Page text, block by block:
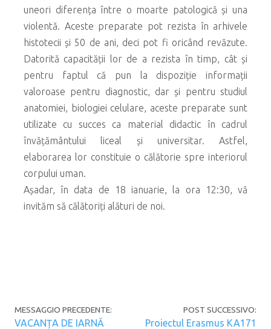
uneori diferența între o moarte patologică și una
violentă. Aceste preparate pot rezista în arhivele
histotecii și 50 de ani, deci pot fi oricând revăzute.
Datorită capacității lor de a rezista în timp, cât și
pentru faptul că pun la dispoziție informații
valoroase pentru diagnostic, dar și pentru studiul
anatomiei, biologiei celulare, aceste preparate sunt
utilizate cu succes ca material didactic în cadrul
învățământului liceal și universitar. Astfel,
elaborarea lor constituie o călătorie spre interiorul
corpului uman.
Așadar, în data de 18 ianuarie, la ora 12:30, vă
invităm să călătoriți alături de noi.
MESSAGGIO PRECEDENTE:
VACANȚA DE IARNĂ
POST SUCCESSIVO:
Proiectul Erasmus KA171